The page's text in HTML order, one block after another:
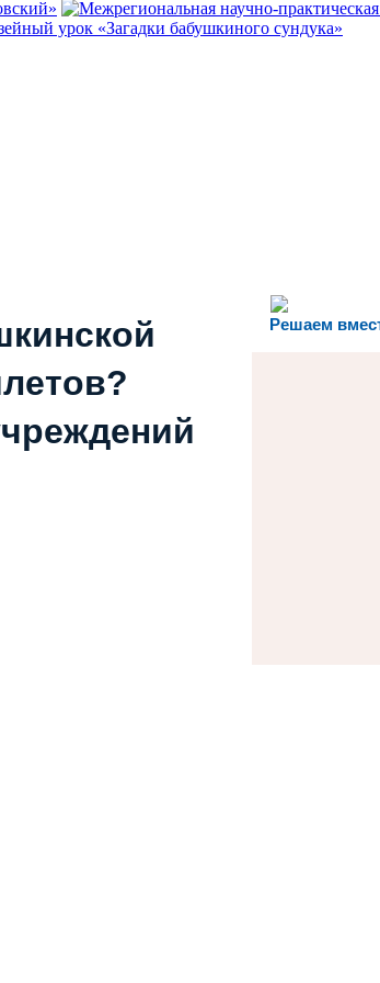
Решаем